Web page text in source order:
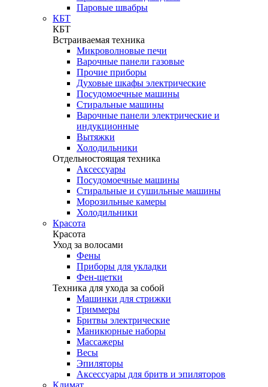
Паровые швабры
КБТ
КБТ
Встраиваемая техника
Микроволновые печи
Варочные панели газовые
Прочие приборы
Духовые шкафы электрические
Посудомоечные машины
Стиральные машины
Варочные панели электрические и
индукционные
Вытяжки
Холодильники
Отдельностоящая техника
Аксессуары
Посудомоечные машины
Стиральные и сушильные машины
Морозильные камеры
Холодильники
Красота
Красота
Уход за волосами
Фены
Приборы для укладки
Фен-щетки
Техника для ухода за собой
Машинки для стрижки
Триммеры
Бритвы электрические
Маникюрные наборы
Массажеры
Весы
Эпиляторы
Аксессуары для бритв и эпиляторов
Климат